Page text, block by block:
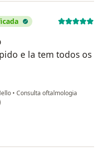
e la tem todos os
• Consulta oftalmologia